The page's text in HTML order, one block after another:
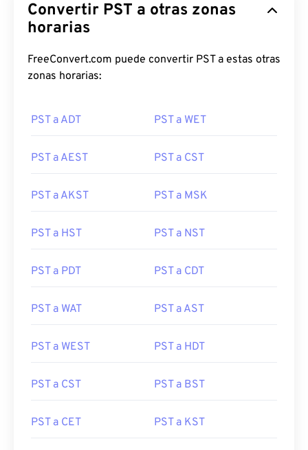
Convertir PST a otras zonas
horarias
FreeConvert.com puede convertir PST a estas otras
zonas horarias:
PST a ADT PST a WET
PST a AEST PST a CST
PST a AKST PST a MSK
PST a HST PST a NST
PST a PDT PST a CDT
PST a WAT PST a AST
PST a WEST PST a HDT
PST a CST PST a BST
PST a CET PST a KST